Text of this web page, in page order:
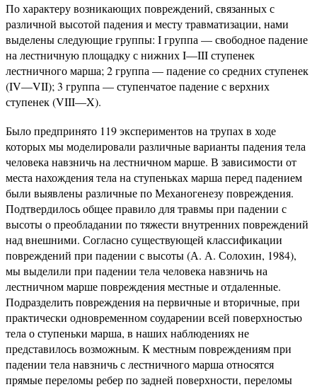
По характеру возникающих повреждений, связанных с
различной высотой падения и месту травматизации, нами
выделены следующие группы: I группа — свободное падение
на лестничную площадку с нижних I—III ступенек
лестничного марша; 2 группа — падение со средних ступенек
(IV—VII); 3 группа — ступенчатое падение с верхних
ступенек (VIII—X).
Было предпринято 119 экспериментов на трупах в ходе
которых мы моделировали различные варианты падения тела
человека навзничь на лестничном марше. В зависимости от
места нахождения тела на ступеньках марша перед падением
были выявлены различные по Механогенезу повреждения.
Подтвердилось общее правило для травмы при падении с
высоты о преобладании по тяжести внутренних повреждений
над внешними. Согласно существующей классификации
повреждений при падении с высоты (А. А. Солохин, 1984),
мы выделили при падении тела человека навзничь на
лестничном марше повреждения местные и отдаленные.
Подразделить повреждения на первичные и вторичные, при
практически одновременном соударении всей поверхностью
тела о ступеньки марша, в наших наблюдениях не
представилось возможным. К местным повреждениям при
падении тела навзничь с лестничного марша относятся
прямые переломы ребер по задней поверхности, переломы